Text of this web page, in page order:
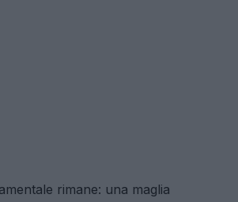
rimane: una maglia